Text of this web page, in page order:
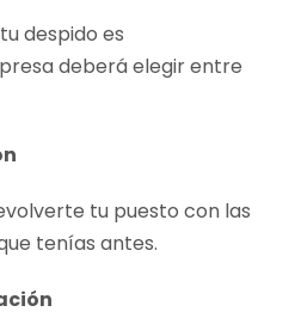
despido es
deberá elegir entre
tu puesto con las
tenías antes.